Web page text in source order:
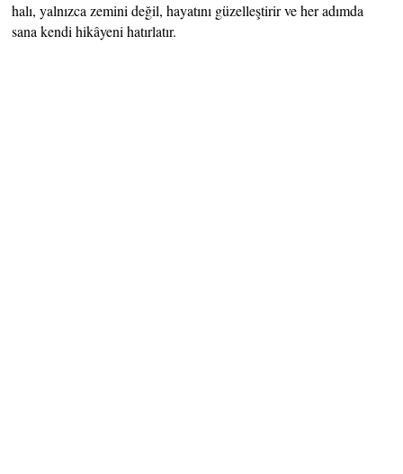
halı, yalnızca zemini değil, hayatını güzelleştirir ve her adımda
sana kendi hikâyeni hatırlatır.